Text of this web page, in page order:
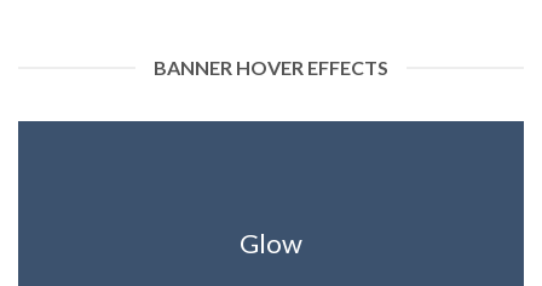
BANNER HOVER EFFECTS
Glow